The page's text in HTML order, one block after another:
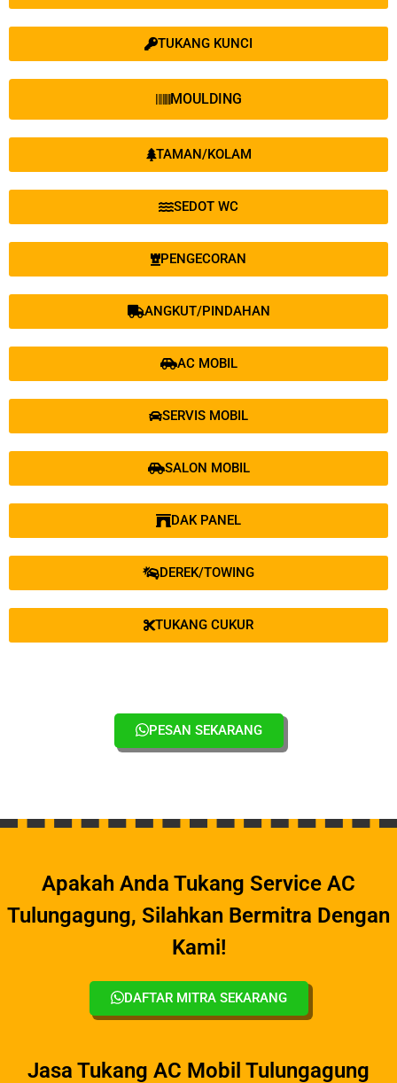
TUKANG KUNCI
MOULDING
TAMAN/KOLAM
SEDOT WC
PENGECORAN
ANGKUT/PINDAHAN
AC MOBIL
SERVIS MOBIL
SALON MOBIL
DAK PANEL
DEREK/TOWING
TUKANG CUKUR
PESAN SEKARANG
Apakah Anda Tukang Service AC
Tulungagung, Silahkan Bermitra Dengan
Kami!
DAFTAR MITRA SEKARANG
Jasa Tukang AC Mobil Tulungagung